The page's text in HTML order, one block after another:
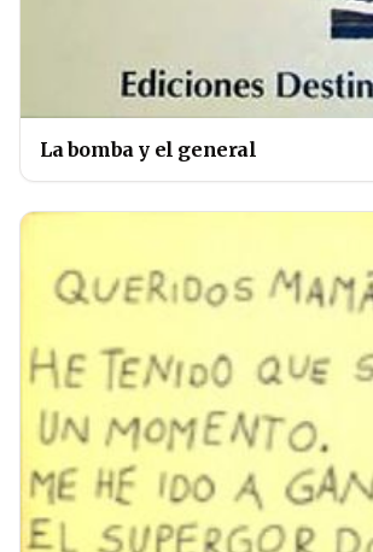
La bomba y el general